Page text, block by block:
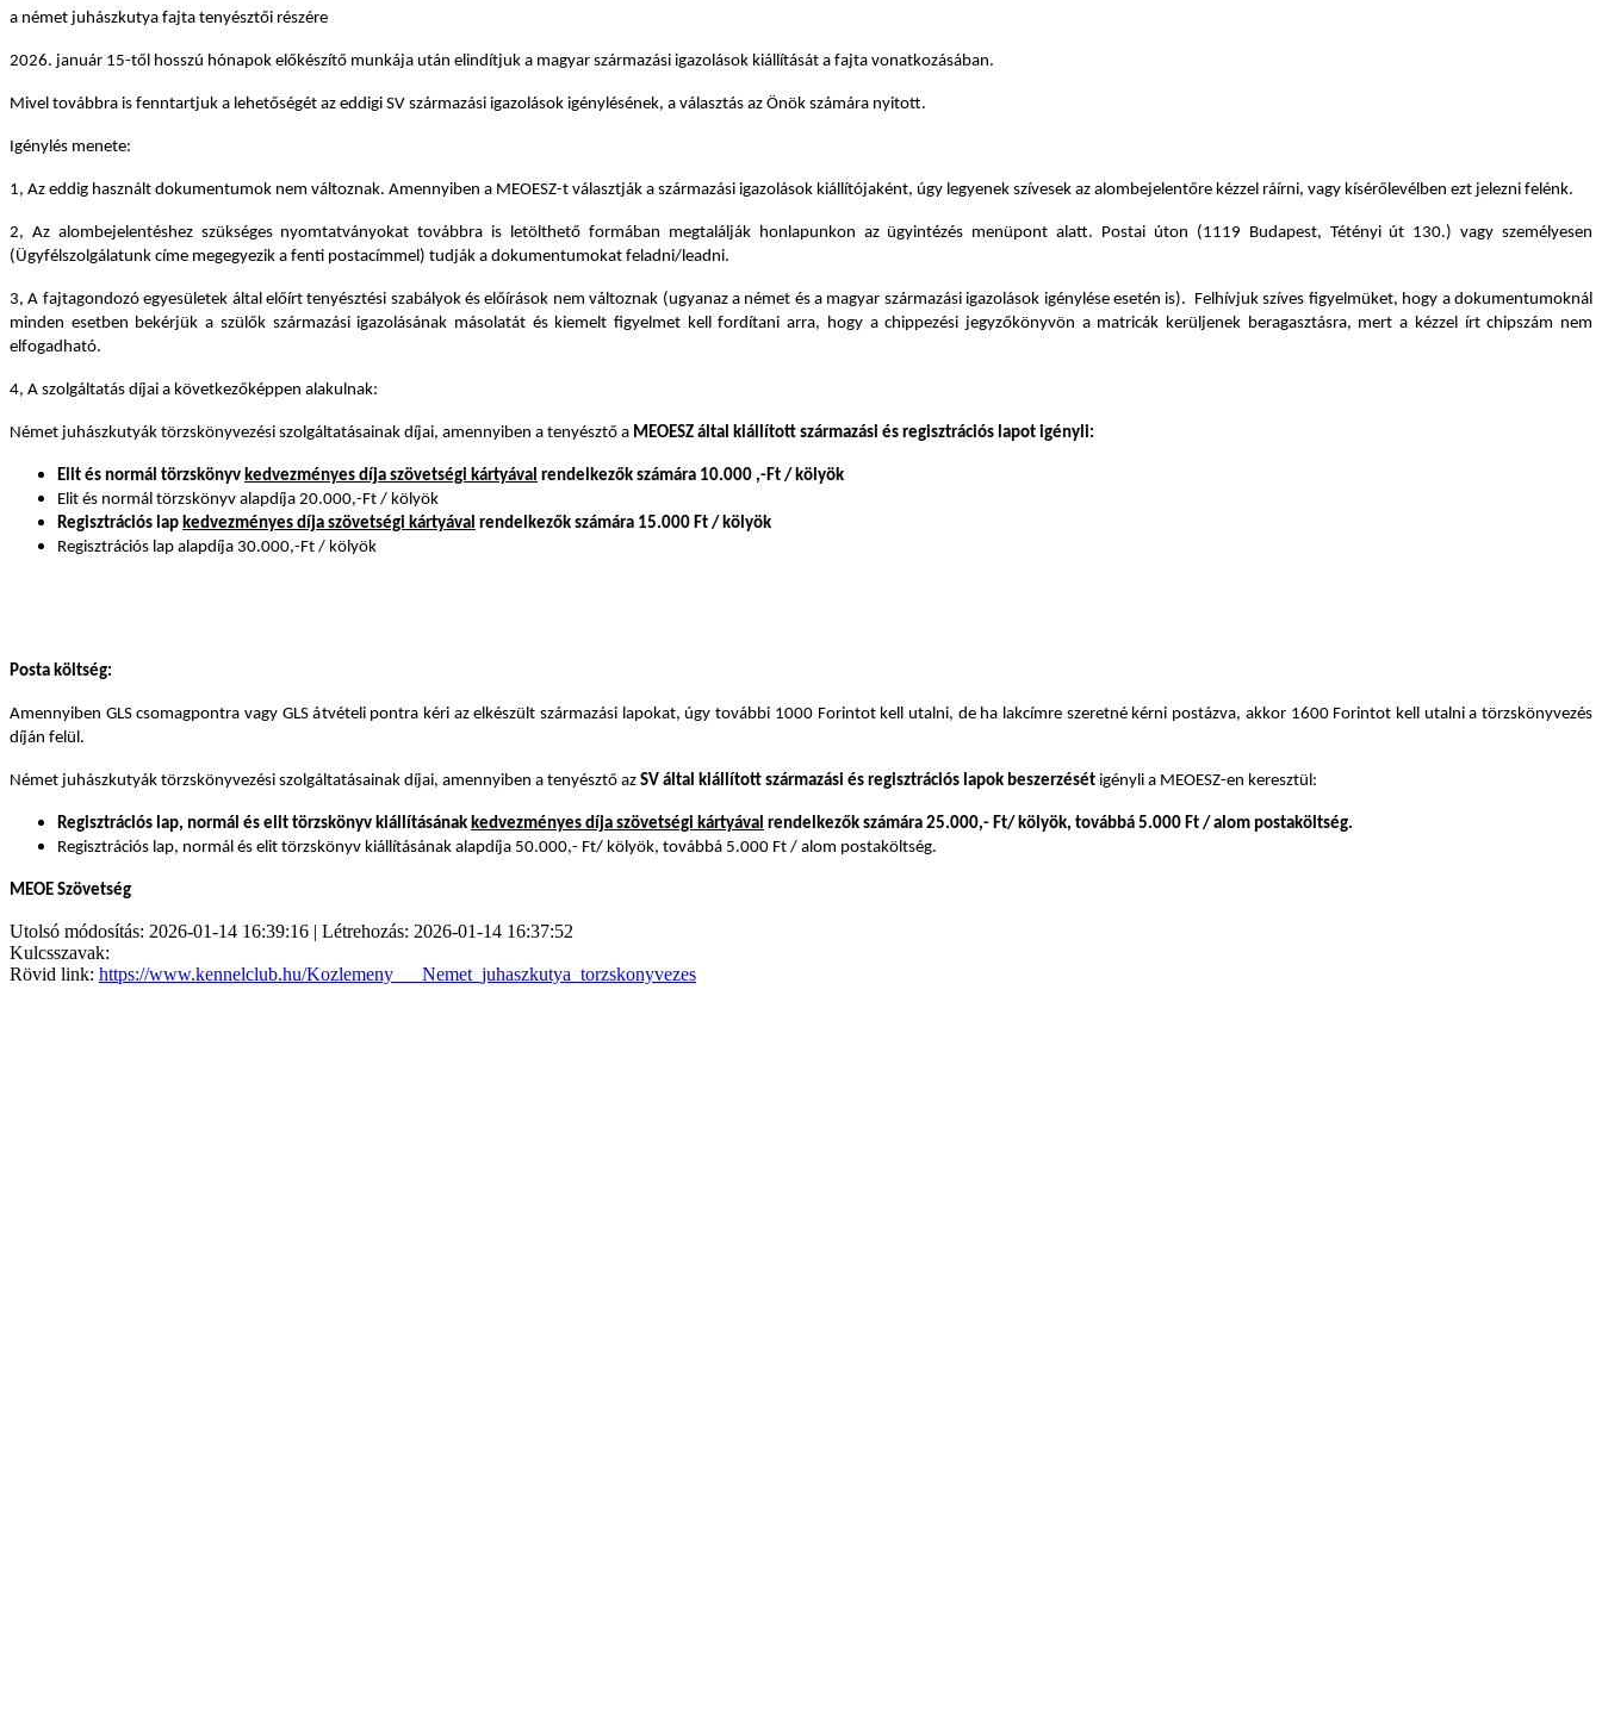
a német juhászkutya fajta tenyésztői részére
2026. január 15-től hosszú hónapok előkészítő munkája után elindítjuk a magyar származási igazolások kiállítását a fajta vonatkozásában.
Mivel továbbra is fenntartjuk a lehetőségét az eddigi SV származási igazolások igénylésének, a választás az Önök számára nyitott.
Igénylés menete:
1, Az eddig használt dokumentumok nem változnak. Amennyiben a MEOESZ-t választják a származási igazolások kiállítójaként, úgy legyenek szívesek az alombejelentőre kézzel ráírni, vagy kísérőlevélben ezt jelezni felénk.
2, Az alombejelentéshez szükséges nyomtatványokat továbbra is letölthető formában megtalálják honlapunkon az ügyintézés menüpont alatt. Postai úton (1119 Budapest, Tétényi út 130.) vagy személyesen
(Ügyfélszolgálatunk címe megegyezik a fenti postacímmel) tudják a dokumentumokat feladni/leadni.
3, A fajtagondozó egyesületek által előírt tenyésztési szabályok és előírások nem változnak (ugyanaz a német és a magyar származási igazolások igénylése esetén is). Felhívjuk szíves figyelmüket, hogy a dokumentumoknál
minden esetben bekérjük a szülők származási igazolásának másolatát és kiemelt figyelmet kell fordítani arra, hogy a chippezési jegyzőkönyvön a matricák kerüljenek beragasztásra, mert a kézzel írt chipszám nem
elfogadható.
4, A szolgáltatás díjai a következőképpen alakulnak:
Német juhászkutyák törzskönyvezési szolgáltatásainak díjai, amennyiben a tenyésztő a MEOESZ által kiállított származási és regisztrációs lapot igényli:
Elit és normál törzskönyv kedvezményes díja szövetségi kártyával rendelkezők számára 10.000 ,-Ft / kölyök
Elit és normál törzskönyv alapdíja 20.000,-Ft / kölyök
Regisztrációs lap kedvezményes díja szövetségi kártyával rendelkezők számára 15.000 Ft / kölyök
Regisztrációs lap alapdíja 30.000,-Ft / kölyök
Posta költség:
Amennyiben GLS csomagpontra vagy GLS átvételi pontra kéri az elkészült származási lapokat, úgy további 1000 Forintot kell utalni, de ha lakcímre szeretné kérni postázva, akkor 1600 Forintot kell utalni a törzskönyvezés
díján felül.
Német juhászkutyák törzskönyvezési szolgáltatásainak díjai, amennyiben a tenyésztő az SV által kiállított származási és regisztrációs lapok beszerzését igényli a MEOESZ-en keresztül:
Regisztrációs lap, normál és elit törzskönyv kiállításának kedvezményes díja szövetségi kártyával rendelkezők számára 25.000,- Ft/ kölyök, továbbá 5.000 Ft / alom postaköltség.
Regisztrációs lap, normál és elit törzskönyv kiállításának alapdíja 50.000,- Ft/ kölyök, továbbá 5.000 Ft / alom postaköltség.
MEOE Szövetség
Utolsó módosítás: 2026-01-14 16:39:16 | Létrehozás: 2026-01-14 16:37:52
Kulcsszavak:
Rövid link: https://www.kennelclub.hu/Kozlemeny___Nemet_juhaszkutya_torzskonyvezes